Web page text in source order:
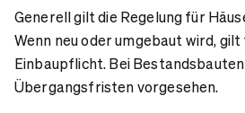
Generell gilt die Regelung für
Wenn neu oder umgebaut wird,
Einbaupflicht. Bei
Übergangsfristen vorgesehen.